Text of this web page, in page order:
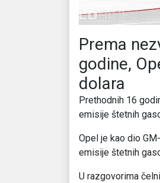
Prema
godine,
dolara
Prethodnih 16
emisije štetnih
Opel je kao dio
emisije štetnih
U razgovorima